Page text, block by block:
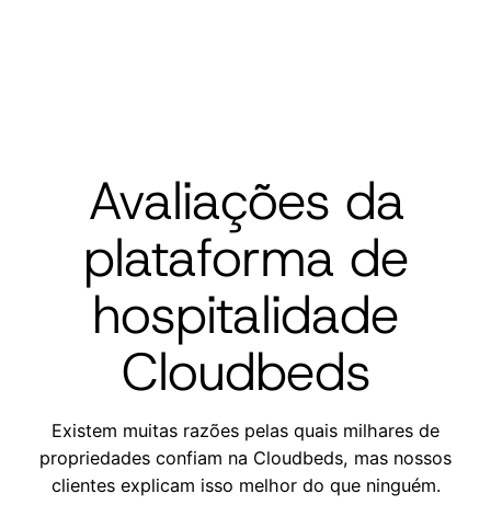
Avaliações da
plataforma de
hospitalidade
Cloudbeds
Existem muitas razões pelas quais milhares de
propriedades confiam na Cloudbeds, mas nossos
clientes explicam isso melhor do que ninguém.